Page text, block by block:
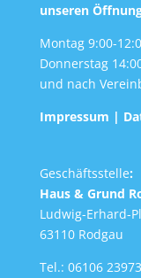
unseren
Montag 9:00-
Donnerstag
und nach
Impressum |
Geschäftsstelle:
Haus & Grund
Ludwig-Erhard-
63110 Rodgau
Tel.: 06106